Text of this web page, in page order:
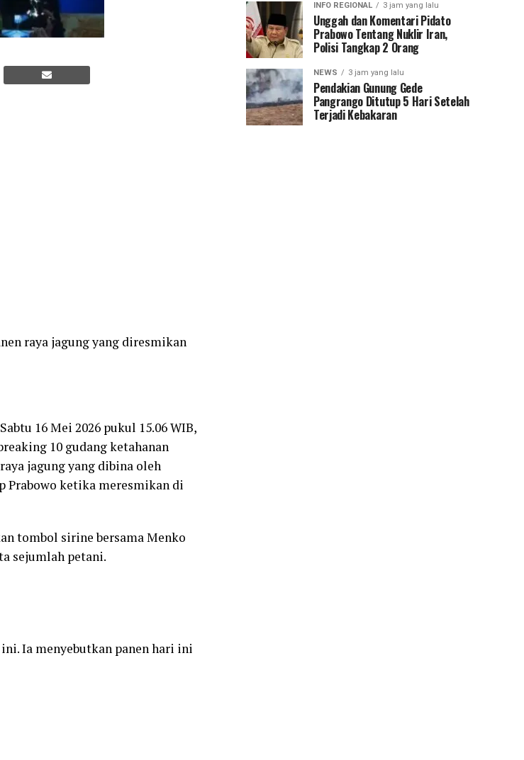
raya jagung yang diresmikan
16 Mei 2026 pukul 15.06 WIB,
10 gudang ketahanan
jagung yang dibina oleh
Prabowo ketika meresmikan di
tombol sirine bersama Menko
sejumlah petani.
Ia menyebutkan panen hari ini
INFO REGIONAL 3 jam yang lalu
Unggah dan Komentari Pidato
Prabowo Tentang Nuklir Iran,
Polisi Tangkap 2 Orang
NEWS 3 jam yang lalu
Pendakian Gunung Gede
Pangrango Ditutup 5 Hari Setelah
Terjadi Kebakaran